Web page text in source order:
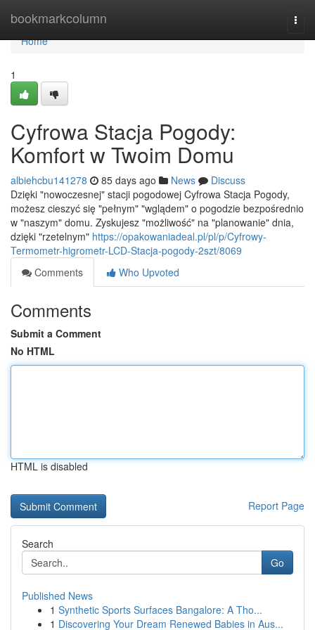
bookmarkcolumn
Home
Home
1
Cyfrowa Stacja Pogody:
Komfort w Twoim Domu
albiehcbu141278 85 days ago News
Discuss
Dzięki "nowoczesnej" stacji pogodowej Cyfrowa Stacja Pogody,
możesz cieszyć się "pełnym" "wglądem" o pogodzie bezpośrednio
w "naszym" domu. Zyskujesz "możliwość" na "planowanie" dnia,
dzięki "rzetelnym" https://opakowaniadeal.pl/pl/p/Cyfrowy-
Termometr-higrometr-LCD-Stacja-pogody-2szt/8069
Comments
Who Upvoted
Comments
Submit a Comment
No HTML
HTML is disabled
Report Page
Search
Go
Published News
1 Synthetic Sports Surfaces Bangalore: A Tho...
1 Discovering Your Dream Renewed Babies in Aus...